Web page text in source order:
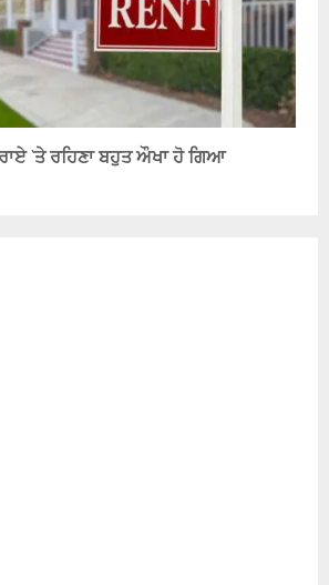
`ਤੇ ਰਹਿਣਾ ਬਹੁਤ ਔਖਾ ਹੋ ਗਿਆ